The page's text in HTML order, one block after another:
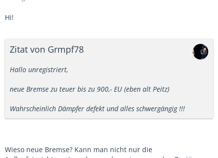
Hi!
Zitat von Grmpf78
Hallo unregistriert,
neue Bremse zu teuer bis zu 900,- EU (eben alt Peitz)
Wahrscheinlich Dämpfer defekt und alles schwergängig !!!
Wieso neue Bremse? Kann man nicht nur die